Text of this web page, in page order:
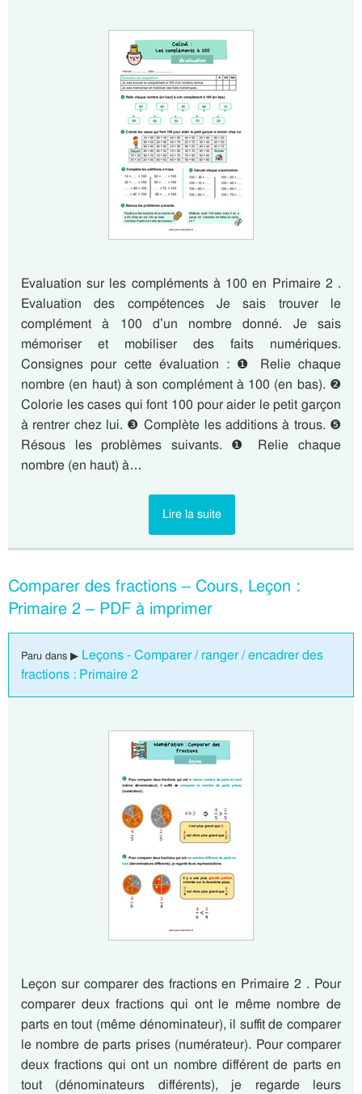
Evaluation sur les compléments à 100 en Primaire 2 .
Evaluation des compétences Je sais trouver le
complément à 100 d’un nombre donné. Je sais
mémoriser et mobiliser des faits numériques.
Consignes pour cette évaluation : ❶ Relie chaque
nombre (en haut) à son complément à 100 (en bas). ❷
Colorie les cases qui font 100 pour aider le petit garçon
à rentrer chez lui. ❸ Complète les additions à trous. ❺
Résous les problèmes suivants. ❶ Relie chaque
nombre (en haut) à…
Lire la suite
Comparer des fractions – Cours, Leçon :
Primaire 2 – PDF à imprimer
Paru dans ▶ Leçons - Comparer / ranger / encadrer des
fractions : Primaire 2
Leçon sur comparer des fractions en Primaire 2 . Pour
comparer deux fractions qui ont le même nombre de
parts en tout (même dénominateur), il suffit de comparer
le nombre de parts prises (numérateur). Pour comparer
deux fractions qui ont un nombre différent de parts en
tout (dénominateurs différents), je regarde leurs